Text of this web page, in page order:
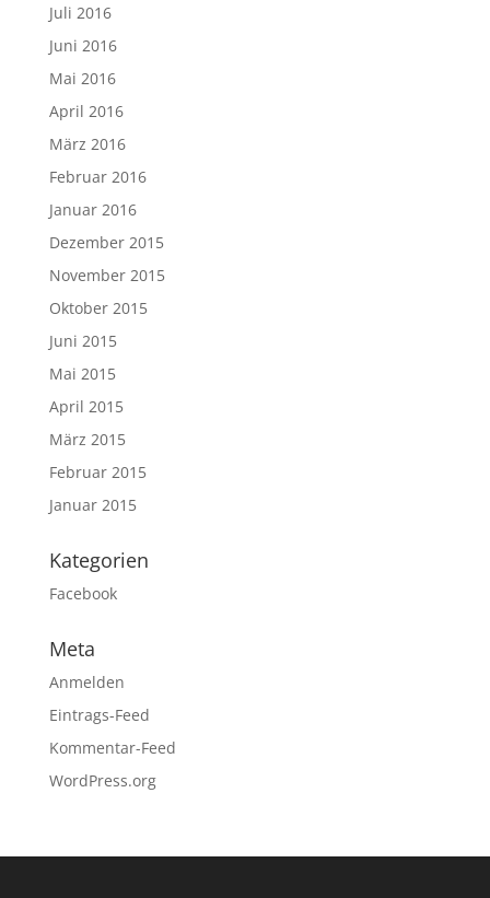
Juli 2016
Juni 2016
Mai 2016
April 2016
März 2016
Februar 2016
Januar 2016
Dezember 2015
November 2015
Oktober 2015
Juni 2015
Mai 2015
April 2015
März 2015
Februar 2015
Januar 2015
Kategorien
Facebook
Meta
Anmelden
Eintrags-Feed
Kommentar-Feed
WordPress.org